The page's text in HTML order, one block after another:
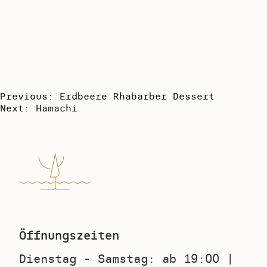
Beitragsnavigation
Previous:
Erdbeere Rhabarber Dessert
Next:
Hamachi
Öffnungszeiten
Dienstag - Samstag: ab 19:00 |